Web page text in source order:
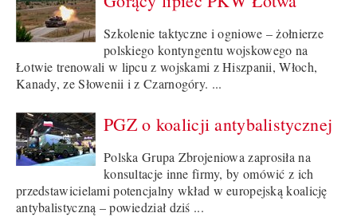
Szkolenie taktyczne i ogniowe – żołnierze
polskiego kontyngentu wojskowego na
Łotwie trenowali w lipcu z wojskami z Hiszpanii, Włoch,
Kanady, ze Słowenii i z Czarnogóry. ...
PGZ o koalicji antybalistycznej
Polska Grupa Zbrojeniowa zaprosiła na
konsultacje inne firmy, by omówić z ich
przedstawicielami potencjalny wkład w europejską koalicję
antybalistyczną – powiedział dziś ...